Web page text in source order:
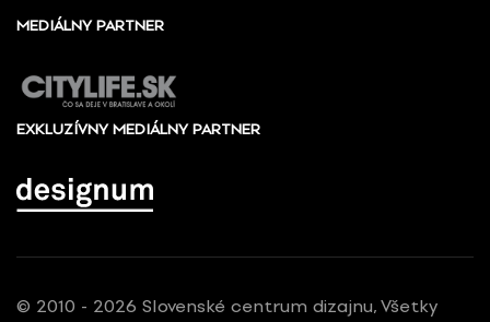
MEDIÁLNY PARTNER
EXKLUZÍVNY MEDIÁLNY PARTNER
© 2010 - 2026 Slovenské centrum dizajnu, Všetky